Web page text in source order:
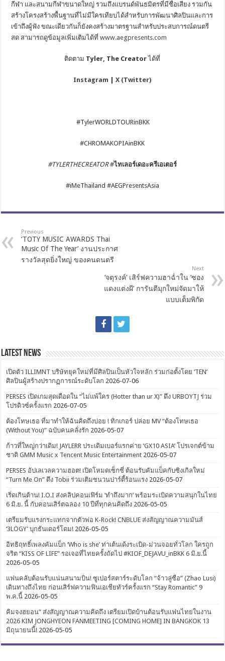
กีฬา และสนามกีฬาขนาดใหญ่ รวมถึงแบรนด์พันธมิตรที่มีชื่อเสียง รวมกัน
สร้างโครงสร้างพื้นฐานที่ไม่มีใครเทียบได้สำหรับการพัฒนาศิลปินและการ
เข้าถึงผู้ฟัง ขณะเดียวกันก็ยังคงสร้างมาตรฐานสำหรับประสบการณ์ดนตรี
สด สามารถดูข้อมูลเพิ่มเติมได้ที่www.aegpresents.com
ติดตาม Tyler, The Creatorได้ที่
Instagram |X (Twitter)
#TylerWORLDTOURinBKK
#CHROMAKOPIAinBKK
#TYLERTHECREATOR#ไทเลอร์เดอะครีเอเตอร์
#iMeThailand #AEGPresentsAsia
Previous
‘TOTY MUSIC AWARDS Thai
Music Of The Year’ งานประกาศ
รางวัลสุดยิ่งใหญ่ ของคนดนตรี
Next
‘จตุรงค์’ เสิร์ฟความฮาฉ่ำใน ‘ซอง
แดงแต่งผี’ การันตีมุกใหม่จัดมาให้
แบบเต็มพิกัด
Latest News
เปิดตัว ILLIMNT บริษัทยุคใหม่ที่มีศิลปินเป็นหัวใจหลัก ร่วมก่อตั้งโดย ‘TEN’
ศิลปินผู้สร้างปรากฏการณ์ระดับโลก 2026-07-06
PERSES เปิดเกมสุดเดือดใน “ไม่แพ้ใคร (Hotter than ur X)” ดึง URBOYTJ ร่วม
โปรดิวซ์ครั้งแรก 2026-07-05
ต้องโทษเธอ ที่มาทำให้ฉันคิดถึงบ่อย ! ทิกเกอร์ ปล่อย MV “ต้องโทษเธอ
(Without You)” ฉบับคนคลั่งรัก 2026-05-07
ก้าวที่ใหญ่กว่าเดิม! JAYLERR ประเดิมเบอร์แรกค่าย ‘GX10 ASIA’ โปรเจกต์ข้าม
ชาติ GMM Music x Tencent Music Entertainment 2026-05-07
PERSES อัปเลเวลความฮอต! เปิดโหมดเซ็กซี่ ต้อนรับคัมแบ็คกับซิงเกิลใหม่
“Turn Me On” ดึง Tobii ร่วมเติมชนวนปาร์ตี้ร้อนแรง 2026-05-07
เริ่ดเกินต้าน! I.O.I ส่งคลิปคอนเฟิร์ม ‘ทำถึงมาก’ พร้อมระเบิดความสนุกในไทย
6 มิ.ย. นี้ กับคอนเสิร์ตฉลอง 10 ปีที่ทุกคนคิดถึง 2026-05-05
เตรียมรับแรงกระแทกจากตัวพ่อ K-Rock! CNBLUE ส่งสัญญาณความมันส์
‘3LOGY’ บุกธันเดอร์โดม! 2026-05-05
อิทธิฤทธิ์เพลงคัมแบ็ก ‘Who is she’ ท่าเต้นเด้งระเบิด-ม่วนจอยทั่วโลก ใครถูก
จริต “KISS OF LIFE” รอเจอที่ไทยครั้งถัดไป #KIOF_DEJAVU_inBKK 6 มิ.ย.นี้
2026-05-05
แฟนคลับต้อนรับแน่นสนามบิน! ซูเปอร์สตาร์ระดับโลก “จ้าวลู่ซือ” (Zhao Lusi)
เดินทางถึงไทย ก่อนเสิร์ฟความฟินเอเชียทัวร์ครั้งแรก “Stay Romantic” 9
พ.ค.นี้ 2026-05-05
คิมจงฮยอน” ส่งสัญญาณความคิดถึง เตรียมเปิดบ้านต้อนรับแฟนไทยในงาน
2026 KIM JONGHYEON FANMEETING [COMING HOME] IN BANGKOK 13
มิถุนายนนี้! 2026-05-05